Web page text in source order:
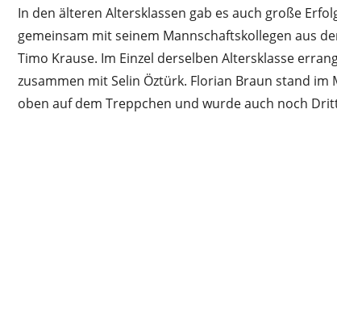
In den älteren Altersklassen gab es auch große
gemeinsam mit seinem Mannschaftskollegen aus
Timo Krause. Im Einzel derselben Altersklasse
zusammen mit Selin Öztürk. Florian Braun stand im
oben auf dem Treppchen und wurde auch noch